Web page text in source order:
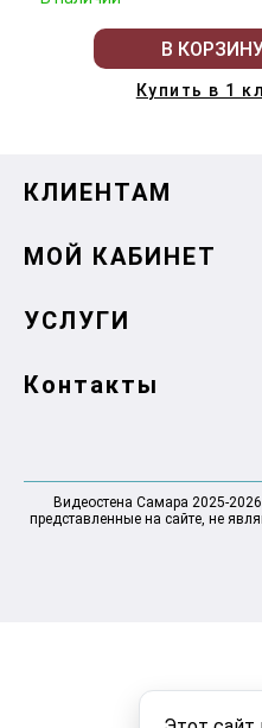
В
Купить в 1
КЛИЕНТАМ
МОЙ КАБИНЕТ
УСЛУГИ
Контакты
Видеостена Самара 2025-
представленные на сайте, не